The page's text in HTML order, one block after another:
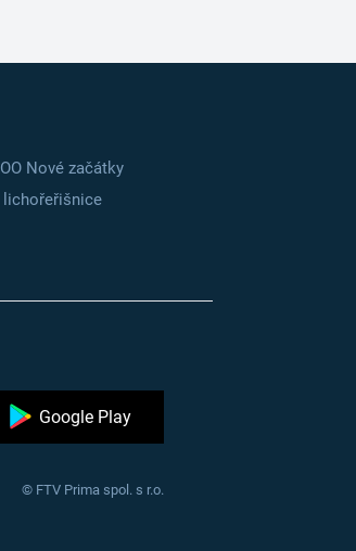
Nové začátky
lichořeřišnice
Google Play
© FTV Prima spol. s r.o.